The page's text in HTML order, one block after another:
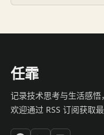
任霏
记录技术思考与生活感悟
欢迎通过 RSS 订阅获取